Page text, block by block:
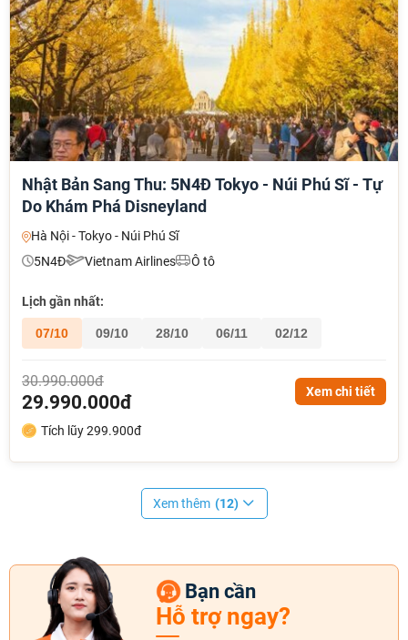
Nhật Bản Sang Thu: 5N4Đ Tokyo - Núi Phú Sĩ - Tự
Do Khám Phá Disneyland
Hà Nội - Tokyo - Núi Phú Sĩ
5N4Đ
Vietnam Airlines Ô tô
Lịch gần nhất:
07/10 09/10 28/10 06/11 02/12
30.990.000đ
29.990.000đ Xem chi tiết
Tích lũy 299.900đ
Xem thêm (12)
Bạn cần
Hỗ trợ ngay?